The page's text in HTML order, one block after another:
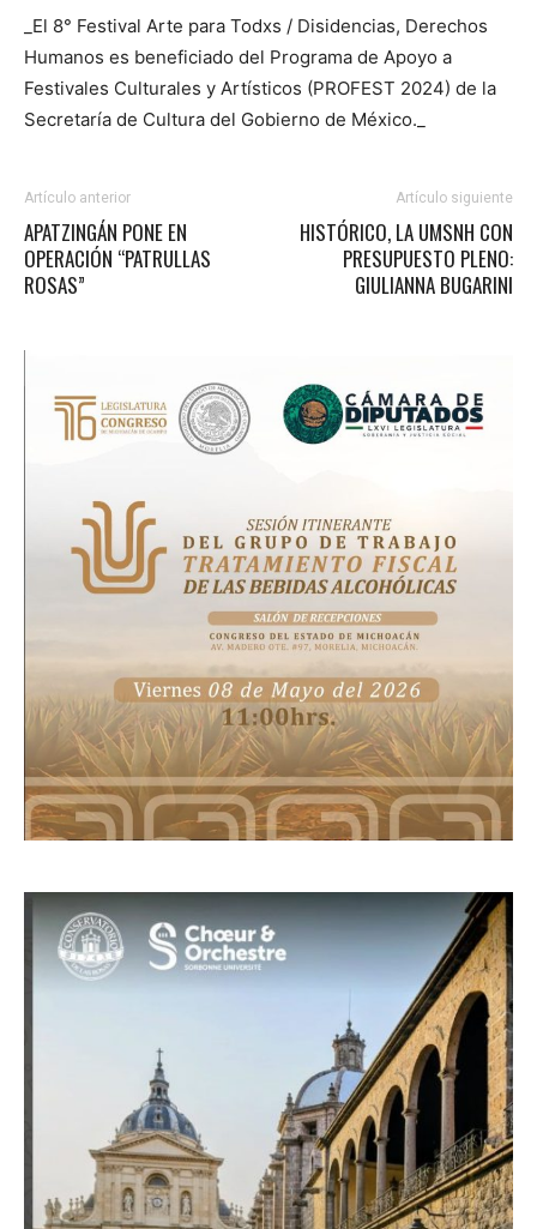
_El 8° Festival Arte para Todxs / Disidencias, Derechos
Humanos es beneficiado del Programa de Apoyo a
Festivales Culturales y Artísticos (PROFEST 2024) de la
Secretaría de Cultura del Gobierno de México._
Artículo anterior
APATZINGÁN PONE EN
OPERACIÓN “PATRULLAS
ROSAS”
Artículo siguiente
HISTÓRICO, LA UMSNH CON
PRESUPUESTO PLENO:
GIULIANNA BUGARINI